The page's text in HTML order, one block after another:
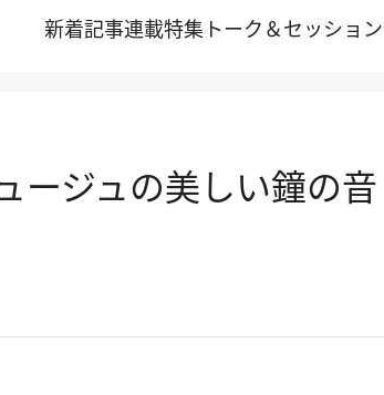
新着記事連載特集 トーク＆セッション
ージュの美しい鐘の音